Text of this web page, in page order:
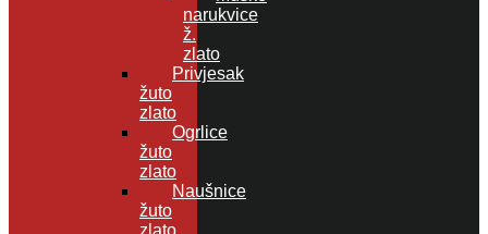
narukvice
ž.
zlato
Privjesak
žuto
zlato
Ogrlice
žuto
zlato
Naušnice
žuto
zlato